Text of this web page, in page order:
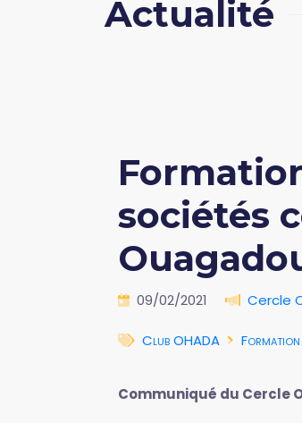
Actualité
sociétés
09/02/2021 Cercle
Club OHADA Formation
Communiqué du Cercle